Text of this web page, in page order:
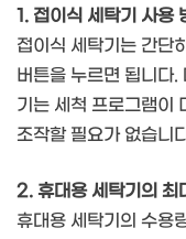
1. 접이식 세탁기 사용
접이식 세탁기는 간단
버튼을 누르면 됩니다
기는 세척 프로그램이
조작할 필요가 없습니
2. 휴대용 세탁기의 최
휴대용 세탁기의 수용